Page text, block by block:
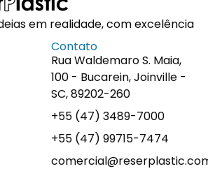
em realidade, com excelência
Contato
Rua Waldemaro S. Maia,
100 - Bucarein, Joinville -
SC, 89202-260
+55 (47) 3489-7000
+55 (47) 99715-7474